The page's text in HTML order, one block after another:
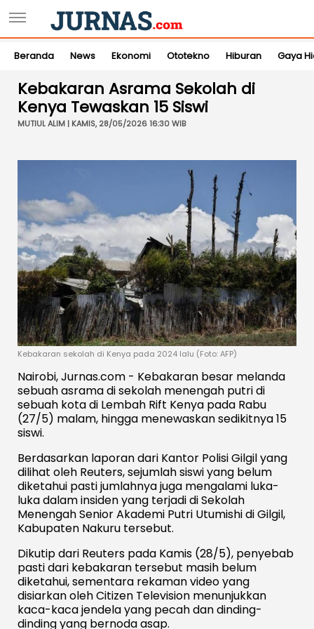
Beranda News Ekonomi Ototekno Hiburan Gaya
Kebakaran Asrama Sekolah di
Kenya Tewaskan 15 Siswi
MUTIUL ALIM | KAMIS, 28/05/2026 16:30 WIB
Kebakaran sekolah di Kenya pada 2024 lalu (Foto: AFP)
Nairobi, Jurnas.com - Kebakaran besar melanda
sebuah asrama di sekolah menengah putri di
sebuah kota di Lembah Rift Kenya pada Rabu
(27/5) malam, hingga menewaskan sedikitnya 15
siswi.
Berdasarkan laporan dari Kantor Polisi Gilgil yang
dilihat oleh Reuters, sejumlah siswi yang belum
diketahui pasti jumlahnya juga mengalami luka-
luka dalam insiden yang terjadi di Sekolah
Menengah Senior Akademi Putri Utumishi di Gilgil,
Kabupaten Nakuru tersebut.
Dikutip dari Reuters pada Kamis (28/5), penyebab
pasti dari kebakaran tersebut masih belum
diketahui, sementara rekaman video yang
disiarkan oleh Citizen Television menunjukkan
kaca-kaca jendela yang pecah dan dinding-
dinding yang bernoda asap.